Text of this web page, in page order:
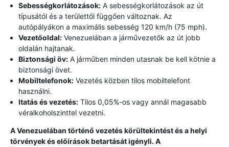
Sebességkorlátozások: A sebességkorlátozások az út
típusától és a területtől függően változnak. Az
autópályákon a maximális sebesség 120 km/h (75 mph).
Vezetőoldal: Venezuelában a járművezetők az út jobb
oldalán hajtanak.
Biztonsági öv: A járműben minden utasnak be kell kötnie a
biztonsági övet.
Mobiltelefonok: Vezetés közben tilos mobiltelefont
használni.
Itatás és vezetés: Tilos 0,05%-os vagy annál magasabb
véralkoholszinttel vezetni.
A Venezuelában történő vezetés körültekintést és a helyi
törvények és előírások betartását igényli. A